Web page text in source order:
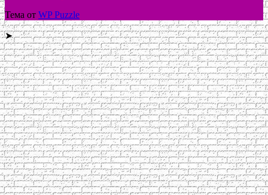
Тема от WP Puzzle
➤